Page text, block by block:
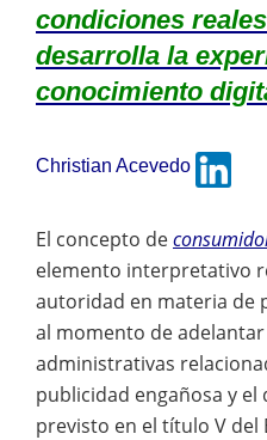
condiciones
desarrolla la
conocimiento
Christian Acevedo
El concepto de
elemento interpretativo
autoridad en materia de
al momento de
administrativas
publicidad engañosa y
previsto en el título V